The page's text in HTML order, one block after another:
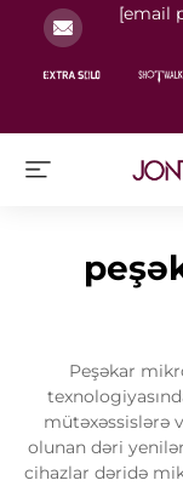
[email
Peşəkar
mütəxəssislərə
olunan dəri
cihazlar dəridə